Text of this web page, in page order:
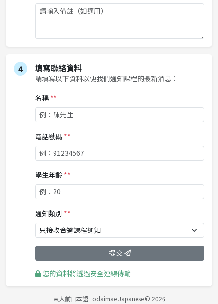
4 填寫聯絡資料
請填寫以下資料以便我們通知課程的最新消息：
名稱 **
電話號碼 **
學生年齡 **
通知類別 **
提交
您的資料將透過安全連線傳輸
東大前日本語 Todaimae Japanese © 2026